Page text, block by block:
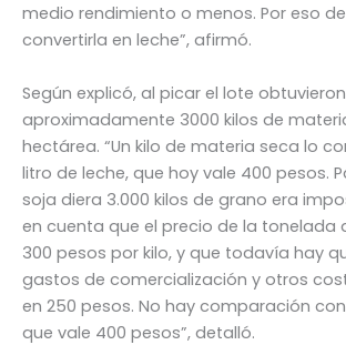
medio rendimiento o menos. Por eso
convertirla en leche”, afirmó.
Según explicó, al picar el lote obtuvieron
aproximadamente 3000 kilos de
hectárea. “Un kilo de materia seca lo
litro de leche, que hoy vale 400 pesos.
soja diera 3.000 kilos de grano era
en cuenta que el precio de la tonelada
300 pesos por kilo, y que todavía hay
gastos de comercialización y otros
en 250 pesos. No hay comparación
que vale 400 pesos”, detalló.